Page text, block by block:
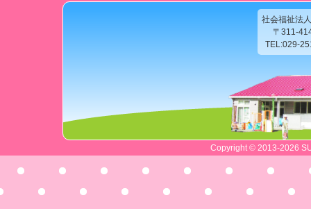
社会福祉法
〒311-
TEL:029-
Copyright © 2013-2026